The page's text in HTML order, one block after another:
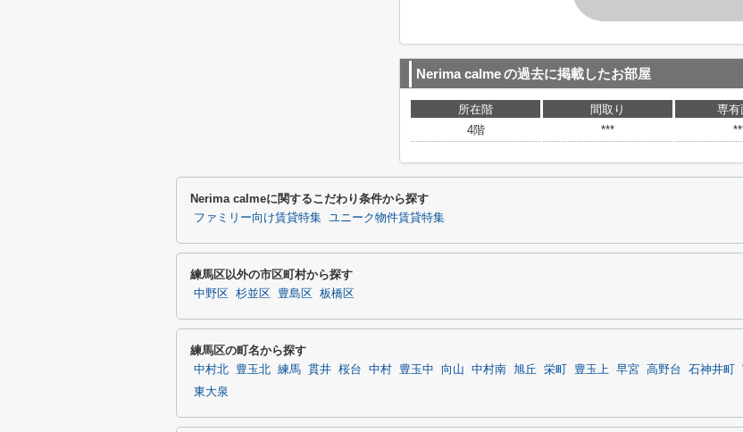
Nerima calmeの過去に掲載したお部屋
所在階 間取り 専有
4階
***
Nerima calmeに関するこだわり条件から探す
ファミリー向け賃貸特集 ユニーク物件賃貸特集
練馬区以外の市区町村から探す
中野区 杉並区 豊島区 板橋区
練馬区の町名から探す
中村北 豊玉北 練馬 貫井 桜台 中村 豊玉中 向山 中村南 旭丘 栄町 豊玉上 早宮 高野台 石神井町
東大泉